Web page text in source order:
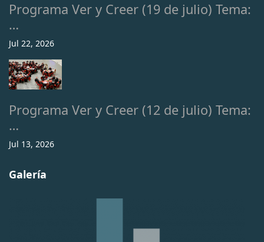
Programa Ver y Creer (19 de julio) Tema:
…
Jul 22, 2026
Programa Ver y Creer (12 de julio) Tema:
…
Jul 13, 2026
Galería